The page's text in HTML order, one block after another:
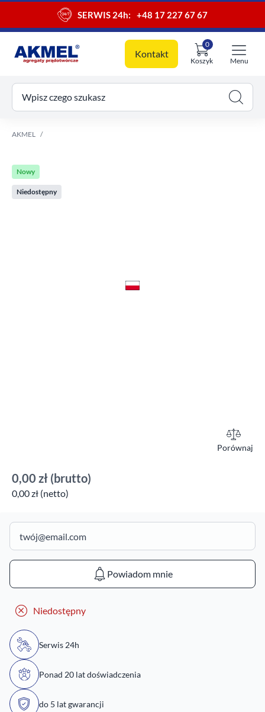
SERWIS 24h: +48 17 227 67 67
Kontakt
Koszyk
0
koszyk
Menu
Wpisz czego szukasz
AKMEL
Nowy
Niedostępny
Porównaj
0,00 zł (brutto)
0,00 zł (netto)
Powiadom mnie
Niedostępny
Serwis 24h
Ponad 20 lat doświadczenia
do 5 lat gwarancji